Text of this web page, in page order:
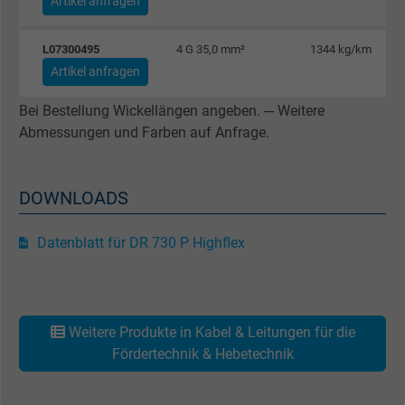
Laufzeit Persistent
Zweck Dies ist ein Conversion Tracking-Service.
Name NID, Google Maps
Laufzeit
Registriert eine eindeutige ID, die das Gerät
Name
L07300495 4 G 35,0 mm² 1344 kg/km
Artikel anfragen
Bei Bestellung Wickellängen angeben. ─ Weitere
Abmessungen und Farben auf Anfrage.
DOWNLOADS
Datenblatt für DR 730 P Highflex
Weitere Produkte in Kabel & Leitungen für die
Fördertechnik & Hebetechnik